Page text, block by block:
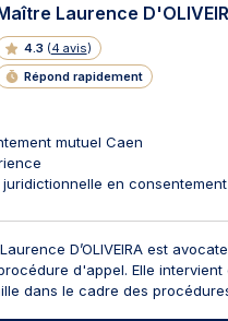
Laurence
4.3 (4 avis)
Répond rapidement
mutuel Caen
juridictionnelle en
D’OLIVEIRA est
d'appel. Elle intervient
dans le cadre des